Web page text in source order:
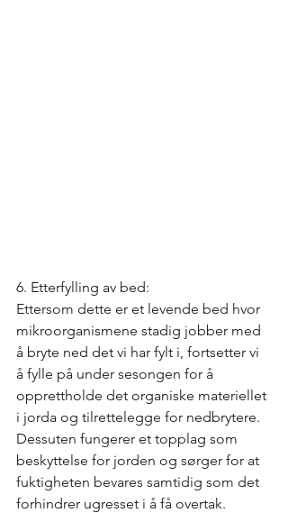
6. Etterfylling av bed:
Ettersom dette er et levende bed hvor
mikroorganismene stadig jobber med
å bryte ned det vi har fylt i, fortsetter vi
å fylle på under sesongen for å
opprettholde det organiske materiellet
i jorda og tilrettelegge for nedbrytere.
Dessuten fungerer et topplag som
beskyttelse for jorden og sørger for at
fuktigheten bevares samtidig som det
forhindrer ugresset i å få overtak.